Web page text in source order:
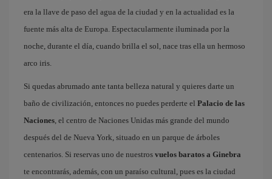
era la llave de paso del agua de la ciudad y en la actualidad es la
fuente más alta de Europa. Espectacularmente iluminada por la
noche, durante el día, cuando brilla el sol, nace tras ella un hermoso
arco iris.
Si quedas abrumado ante tanta belleza natural y quieres darte un
baño de civilización, entonces no puedes perderte el Palacio de las
Naciones, el centro de Naciones Unidas más grande del mundo
después del de Nueva York, situado en un parque de árboles
centenarios. Si reservas uno de nuestros vuelos baratos a Ginebra
te encontrarás, además, con un paraíso cultural, pues es la ciudad